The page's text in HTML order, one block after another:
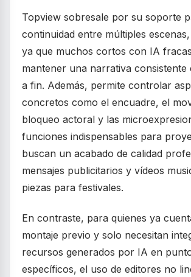
Topview sobresale por su soporte
continuidad entre múltiples
ya que muchos cortos con IA
mantener una narrativa consistente
a fin. Además, permite controlar
concretos como el encuadre, el
bloqueo actoral y las
funciones indispensables para
buscan un acabado de calidad
mensajes publicitarios y vídeos
piezas para festivales.
En contraste, para quienes ya
montaje previo y solo necesitan
recursos generados por IA en
específicos, el uso de editores no